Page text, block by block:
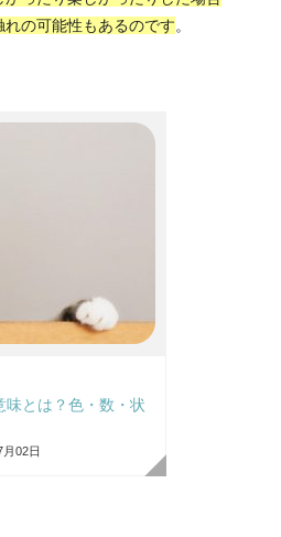
の可能性もあるのです。
味とは？色・数・状
02日